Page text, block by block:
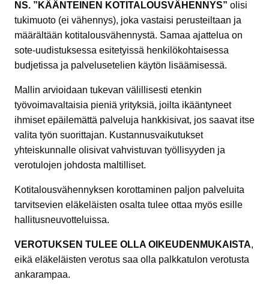
NS. ”KÄÄNTEINEN KOTITALOUSVÄHENNYS” olisi
tukimuoto (ei vähennys), joka vastaisi perusteiltaan ja
määrältään kotitalousvähennystä. Samaa ajattelua on
sote-uudistuksessa esitetyissä henkilökohtaisessa
budjetissa ja palvelusetelien käytön lisäämisessä.
Mallin arvioidaan tukevan välillisesti etenkin
työvoimavaltaisia pieniä yrityksiä, joilta ikääntyneet
ihmiset epäilemättä palveluja hankkisivat, jos saavat itse
valita työn suorittajan. Kustannusvaikutukset
yhteiskunnalle olisivat vahvistuvan työllisyyden ja
verotulojen johdosta maltilliset.
Kotitalousvähennyksen korottaminen paljon palveluita
tarvitsevien eläkeläisten osalta tulee ottaa myös esille
hallitusneuvotteluissa.
VEROTUKSEN TULEE OLLA OIKEUDENMUKAISTA,
eikä eläkeläisten verotus saa olla palkkatulon verotusta
ankarampaa.